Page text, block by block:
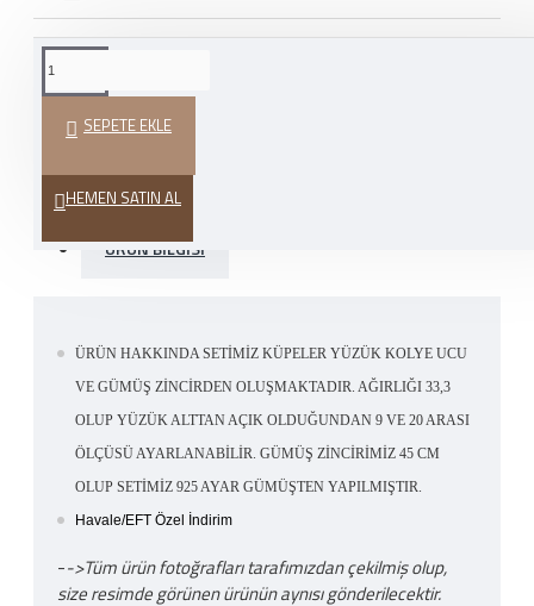
SEPETE EKLE
HEMEN SATIN AL
VER
HEDIYE PAKETI
ÜRÜN BILGISI
ÜRÜN HAKKINDA SETİMİZ KÜPELER YÜZÜK KOLYE UCU
VE GÜMÜŞ ZİNCİRDEN OLUŞMAKTADIR. AĞIRLIĞI 33,3
OLUP YÜZÜK ALTTAN AÇIK OLDUĞUNDAN 9 VE 20 ARASI
ÖLÇÜSÜ AYARLANABİLİR. GÜMÜŞ ZİNCİRİMİZ 45 CM
OLUP SETİMİZ 925 AYAR GÜMÜŞTEN YAPILMIŞTIR.
Havale/EFT Özel İndirim
-->Tüm ürün fotoğrafları tarafımızdan çekilmiş olup,
size resimde görünen ürünün aynısı gönderilecektir.